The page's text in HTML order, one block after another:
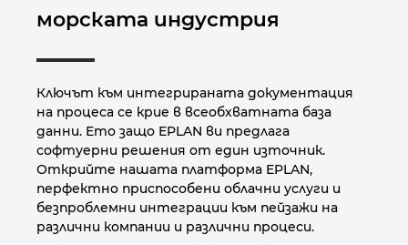
морската индустрия
Ключът към интегрираната документация
на процеса се крие в всеобхватната база
данни. Ето защо EPLAN ви предлага
софтуерни решения от един източник.
Открийте нашата платформа EPLAN,
перфектно приспособени облачни услуги и
безпроблемни интеграции към пейзажи на
различни компании и различни процеси.